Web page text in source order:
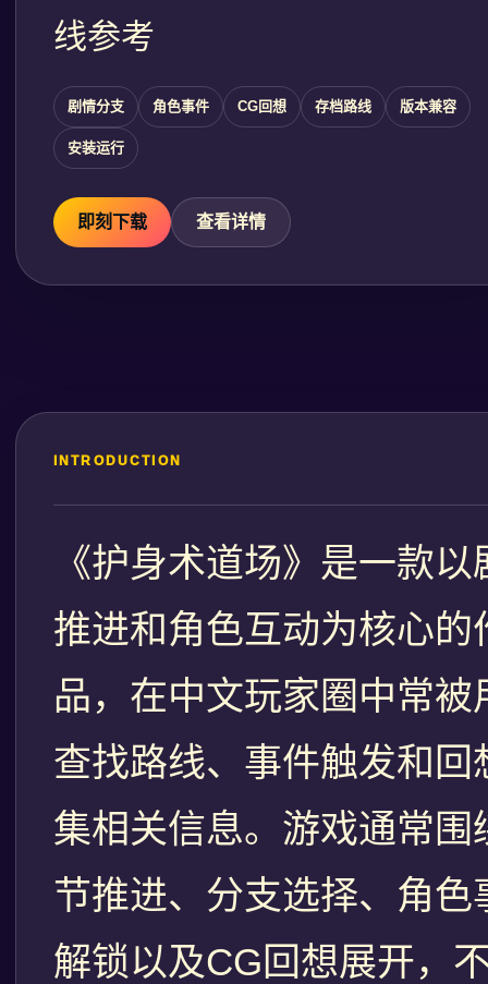
线参考
剧情分支 角色事件 CG回想 存档路线 版本兼容
安装运行
即刻下载 查看详情
INTRODUCTION
《护身术道场》是一款以
推进和角色互动为核心的
品，在中文玩家圈中常被
查找路线、事件触发和回
集相关信息。游戏通常围
节推进、分支选择、角色
解锁以及CG回想展开，